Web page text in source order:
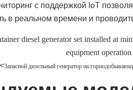
с поддержкой IoT
в реальном времени и
<Запасной дизельный генератор на